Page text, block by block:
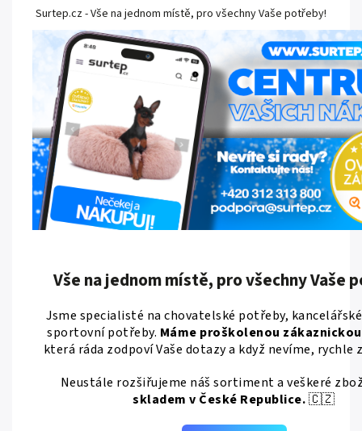
Surtep.cz - Vše na jednom místě, pro všechny Vaše potřeby!
Vše na jednom místě, pro všechny Vaše
Jsme specialisté na chovatelské potřeby,
sportovní potřeby. Máme proškolenou
která ráda zodpoví Vaše dotazy a když nevíme, rychle
Neustále rozšiřujeme náš sortiment a veškeré
skladem v České Republice.🇨🇿